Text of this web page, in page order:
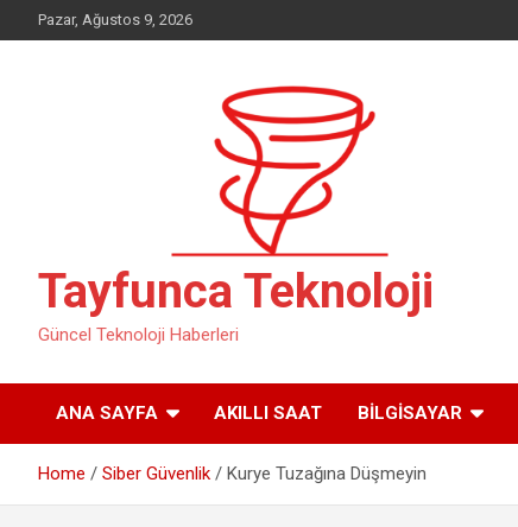
to
Pazar, Ağustos 9, 2026
Tayfunca Teknoloji
Güncel Teknoloji Haberleri
ANA SAYFA AKILLI SAAT BILGISAYAR
Home Siber Güvenlik Kurye Tuzağına Düşmeyin